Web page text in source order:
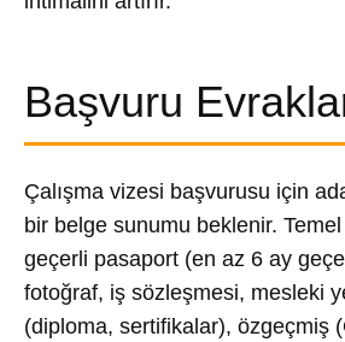
Başvuru
Çalışma vizesi başvurusu için
bir belge sunumu beklenir.
geçerli pasaport (en az 6 ay
fotoğraf, iş sözleşmesi, mesleki
(diploma, sertifikalar), özgeçmiş